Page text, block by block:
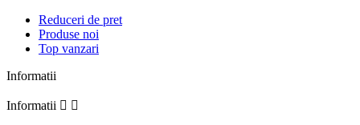
Reduceri de pret
Produse noi
Top vanzari
Informatii
Informatii  